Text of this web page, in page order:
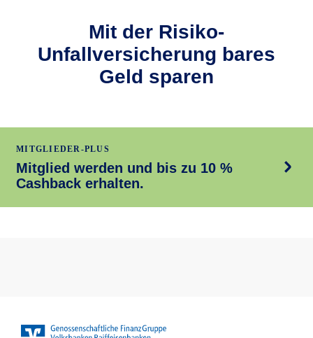
Mit der Risiko-
Unfallversicherung bares
Geld sparen
MITGLIEDER-PLUS
Mitglied werden und bis zu 10 %
Cashback erhalten.